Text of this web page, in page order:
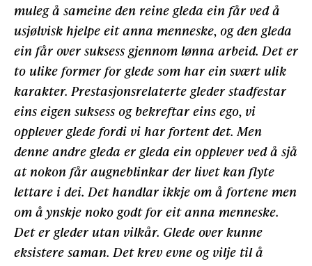
muleg å sameine den reine gleda ein får ved å
usjølvisk hjelpe eit anna menneske, og den gleda
ein får over suksess gjennom lønna arbeid. Det er
to ulike former for glede som har ein svært ulik
karakter. Prestasjonsrelaterte gleder stadfestar
eins eigen suksess og bekreftar eins ego, vi
opplever glede fordi vi har fortent det. Men
denne andre gleda er gleda ein opplever ved å sjå
at nokon får augneblinkar der livet kan flyte
lettare i dei. Det handlar ikkje om å fortene men
om å ynskje noko godt for eit anna menneske.
Det er gleder utan vilkår. Glede over kunne
eksistere saman. Det krev evne og vilje til å